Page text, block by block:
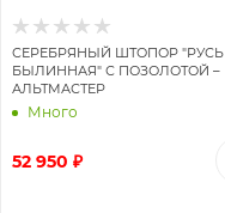
СЕРЕБРЯНЫЙ ШТОПОР "РУСЬ
БЫЛИННАЯ" С ПОЗОЛОТОЙ –
АЛЬТМАСТЕР
Много
52 950 ₽